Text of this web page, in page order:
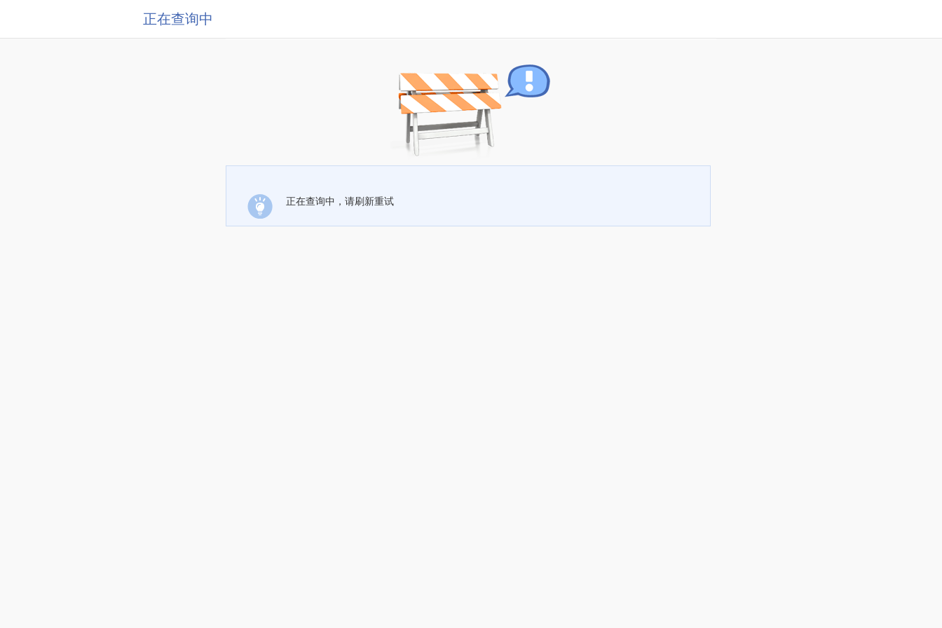
正在查询中
正在查询中，请刷新重试